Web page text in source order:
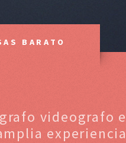
BARATO
videografo